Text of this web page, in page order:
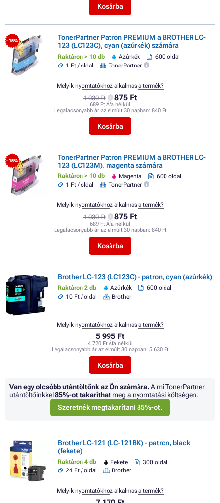
Kosárba
- 15%
TonerPartner Patron PREMIUM a BROTHER LC-
123 (LC123C), cyan (azúrkék) számára
Raktáron > 10 db Azúrkék
600 oldal
1 Ft / oldal
TonerPartner
1 030 Ft 875 Ft
689 Ft Áfa nélkül
Legalacsonyabb ár az elmúlt 30 napban: 840 Ft
Kosárba
Melyik nyomtatókhoz alkalmas a termék?
- 15%
TonerPartner Patron PREMIUM a BROTHER LC-
123 (LC123M), magenta számára
Raktáron > 10 db Magenta
600 oldal
1 Ft / oldal
TonerPartner
1 030 Ft 875 Ft
689 Ft Áfa nélkül
Legalacsonyabb ár az elmúlt 30 napban: 840 Ft
Kosárba
Melyik nyomtatókhoz alkalmas a termék?
Brother LC-123 (LC123C) - patron, cyan (azúrkék)
Raktáron 2 db Azúrkék
600 oldal
10 Ft / oldal
Brother
5 995 Ft
4 720 Ft Áfa nélkül
Legalacsonyabb ár az elmúlt 30 napban: 5 630 Ft
Kosárba
Melyik nyomtatókhoz alkalmas a termék?
Van egy olcsóbb utántöltőnk az Ön számára.A mi TonerPartner
utántöltőinkkel85%-ot takaríthat meg a nyomtatási költségen.
Szeretnék megtakarítani 85%-ot.
Brother LC-121 (LC-121BK) - patron, black
(fekete)
Raktáron 4 db Fekete
300 oldal
24 Ft / oldal
Brother
Melyik nyomtatókhoz alkalmas a termék?